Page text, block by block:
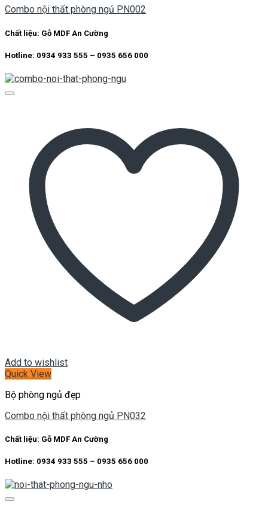
Combo nội thất phòng ngủ PN002
Chất liệu: Gỗ MDF An Cường
Hotline: 0934 933 555 – 0935 656 000
Add to wishlist
Quick View
Bộ phòng ngủ đẹp
Combo nội thất phòng ngủ PN032
Chất liệu: Gỗ MDF An Cường
Hotline: 0934 933 555 – 0935 656 000